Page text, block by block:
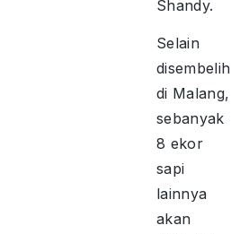
Shandy.
Selain
disembelih
di Malang,
sebanyak
8 ekor
sapi
lainnya
akan